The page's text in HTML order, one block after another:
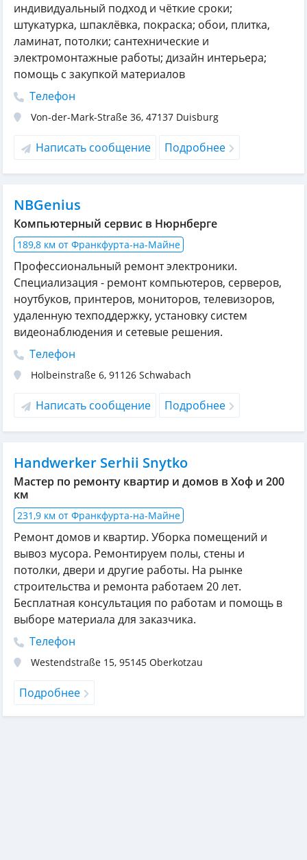
индивидуальный подход и чёткие сроки;
штукатурка, шпаклёвка, покраска; обои, плитка,
ламинат, потолки; сантехнические и
электромонтажные работы; дизайн интерьера;
помощь с закупкой материалов
Телефон
Von-der-Mark-Straße 36, 47137 Duisburg
Написать сообщение Подробнее
NBGenius
Компьютерный сервис в Нюрнберге
189,8 км от Франкфурта-на-Майне
Профессиональный ремонт электроники.
Специализация - ремонт компьютеров, серверов,
ноутбуков, принтеров, мониторов, телевизоров,
удаленную техподдержку, установку систем
видеонаблюдения и сетевые решения.
Телефон
Holbeinstraße 6, 91126 Schwabach
Написать сообщение Подробнее
Handwerker Serhii Snytko
Мастер по ремонту квартир и домов в Хоф и 200
км
231,9 км от Франкфурта-на-Майне
Ремонт домов и квартир. Уборка помещений и
вывоз мусора. Ремонтируем полы, стены и
потолки, двери и другие работы. На рынке
строительства и ремонта работаем 20 лет.
Бесплатная консультация по работам и помощь в
выборе материала для заказчика.
Телефон
Westendstraße 15, 95145 Oberkotzau
Подробнее